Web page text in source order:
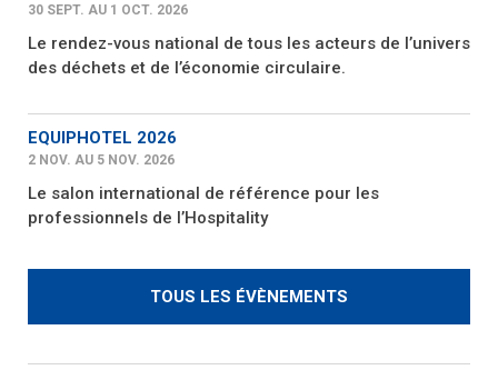
30 SEPT. AU 1 OCT. 2026
Le rendez-vous national de tous les acteurs de l’univers
des déchets et de l’économie circulaire.
EQUIPHOTEL 2026
2 NOV. AU 5 NOV. 2026
Le salon international de référence pour les
professionnels de l’Hospitality
TOUS LES ÉVÈNEMENTS